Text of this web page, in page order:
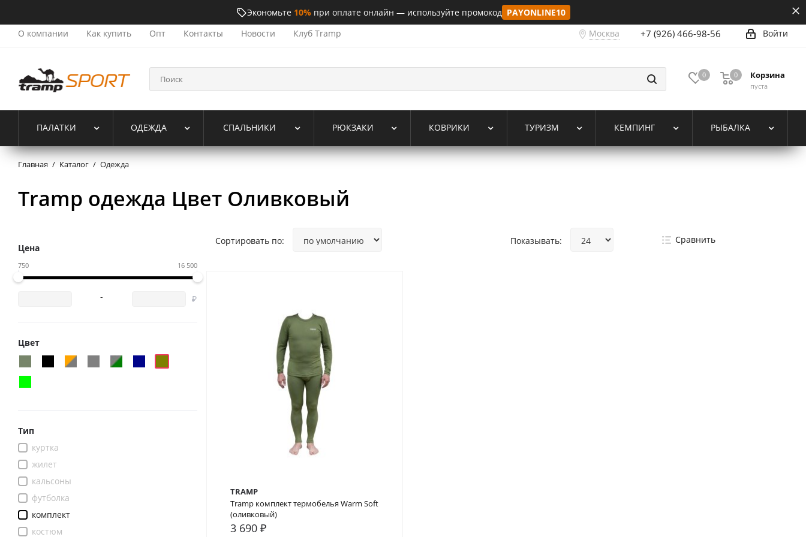
Экономьте 10%при оплате онлайн — используйте промокод PAYONLINE10
О компании
Как купить Опт Контакты Новости Клуб Tramp Москва Войти
+7 (926) 466-98-56
0 Корзина
пуста
0
ПАЛАТКИ ОДЕЖДА СПАЛЬНИКИ РЮКЗАКИ КОВРИКИ ТУРИЗМ КЕМПИНГ РЫБАЛКА
Главная / Каталог / Одежда
Tramp одежда Цвет Оливковый
Цена
750 16 500
-
Цвет
Тип
куртка
жилет
кальсоны
футболка
комплект
костюм
Сортировать по: Показывать: Сравнить
TRAMP
Tramp комплект термобелья Warm Soft
(оливковый)
3 690 ₽